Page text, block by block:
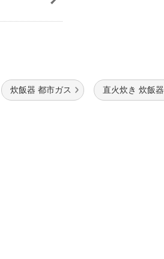
炊飯器 都市ガス 直火炊き 炊飯器